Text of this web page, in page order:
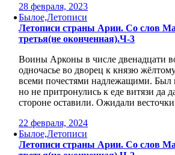
28 февраля, 2023
Былое,Летописи
Летописи страны Арии. Со слов
третья(не оконченная).Ч-3
Воины Арконы в числе двенадцати
одночасье во дворец к князю
всеми почестями надлежащими. Был
но не притронулись к еде витязи да
стороне оставили. Ожидали
22 февраля, 2024
Былое,Летописи
Летописи страны Арии. Со слов